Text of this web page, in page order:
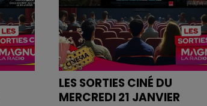
LES SORTIES CINÉ DU
MERCREDI 21 JANVIER